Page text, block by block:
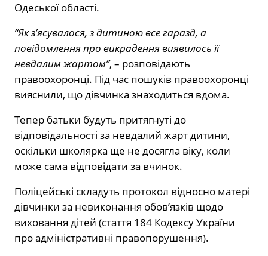
Одеської області.
“Як з’ясувалося, з дитиною все гаразд, а
повідомлення про викрадення виявилось її
невдалим жартом”, – розповідають
правоохоронці. Під час пошуків правоохоронці
вияснили, що дівчинка знаходиться вдома.
Тепер батьки будуть притягнуті до
відповідальності за невдалий жарт дитини,
оскільки школярка ще не досягла віку, коли
може сама відповідати за вчинок.
Поліцейські складуть протокол відносно матері
дівчинки за невиконання обов’язків щодо
виховання дітей (стаття 184 Кодексу України
про адміністративні правопорушення).